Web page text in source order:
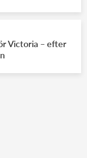
Victoria – efter